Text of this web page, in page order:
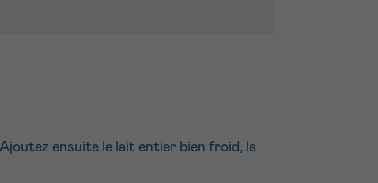
ensuite le lait entier bien froid, la